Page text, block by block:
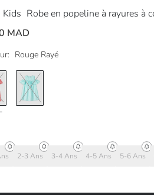
Kids Robe en popeline à rayures à
MAD
Rouge Rayé
2-3 Ans 3-4 Ans 4-5 Ans 5-6 Ans